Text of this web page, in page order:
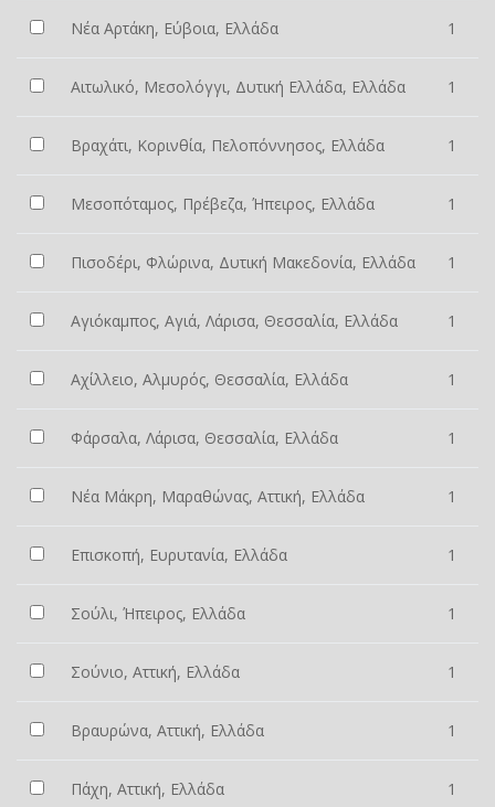
Νέα Αρτάκη, Εύβοια, Ελλάδα 1
Αιτωλικό, Μεσολόγγι, Δυτική Ελλάδα, Ελλάδα 1
Βραχάτι, Κορινθία, Πελοπόννησος, Ελλάδα 1
Μεσοπόταμος, Πρέβεζα, Ήπειρος, Ελλάδα 1
Πισοδέρι, Φλώρινα, Δυτική Μακεδονία, Ελλάδα 1
Αγιόκαμπος, Αγιά, Λάρισα, Θεσσαλία, Ελλάδα 1
Αχίλλειο, Αλμυρός, Θεσσαλία, Ελλάδα 1
Φάρσαλα, Λάρισα, Θεσσαλία, Ελλάδα 1
Νέα Μάκρη, Μαραθώνας, Αττική, Ελλάδα 1
Επισκοπή, Ευρυτανία, Ελλάδα 1
Σούλι, Ήπειρος, Ελλάδα 1
Σούνιο, Αττική, Ελλάδα 1
Βραυρώνα, Αττική, Ελλάδα 1
Πάχη, Αττική, Ελλάδα 1